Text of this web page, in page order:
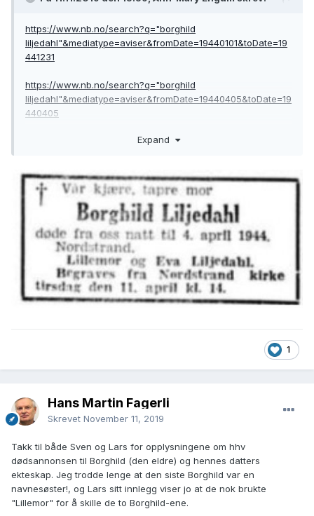
https://www.nb.no/search?q="borghild
liljedahl"&mediatype=aviser&fromDate=19440101&toDate=19
441231
https://www.nb.no/search?q="borghild
liljedahl"&mediatype=aviser&fromDate=19440405&toDate=19
440405
Expand
1
Hans Martin Fagerli
Skrevet November 11, 2019
Takk til både Sven og Lars for opplysningene om hhv
dødsannonsen til Borghild (den eldre) og hennes datters
ekteskap. Jeg trodde lenge at den siste Borghild var en
navnesøster!, og Lars sitt innlegg viser jo at de nok brukte
"Lillemor" for å skille de to Borghild-ene.